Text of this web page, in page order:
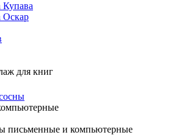
Купава
Оскар
для книг
письменные и компьютерные